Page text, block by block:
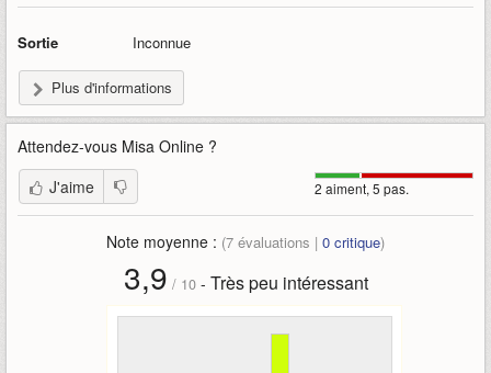
Sortie Inconnue
Plus d'informations
Attendez-vous Misa Online ?
2 aiment, 5 pas.
J'aime
Note moyenne : (7 évaluations | 0 critique)
3,9 / 10- Très peu intéressant